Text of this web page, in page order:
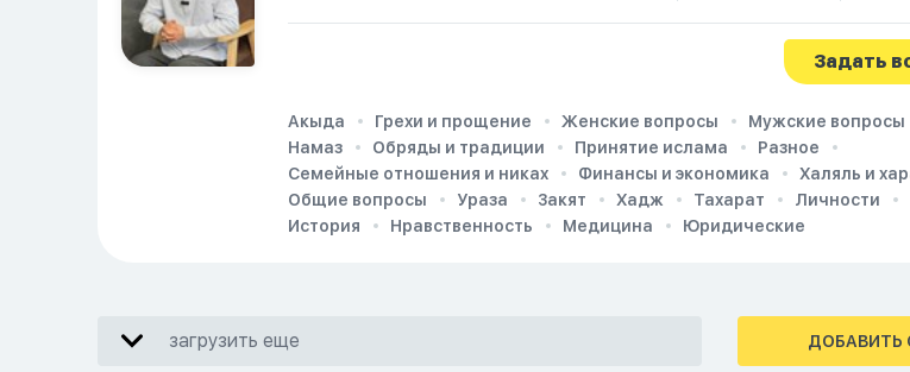
Задать
Акыда Грехи и прощение Женские вопросы
Мужские вопросы
Намаз
Обряды и традиции Принятие ислама
Разное
Семейные отношения и никах
Финансы и экономика
Халяль и
Общие вопросы
Ураза Закят Хадж Тахарат
Личности
История
Нравственность Медицина Юридические
загрузить еще ДОБАВИТЬ